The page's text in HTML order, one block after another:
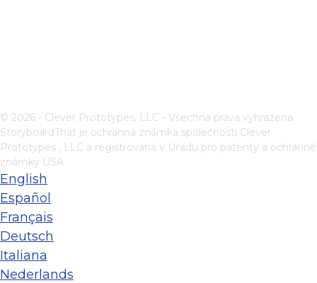
© 2026 - Clever Prototypes, LLC - Všechna práva vyhrazena.
StoryboardThat je ochranná známka společnosti Clever
Prototypes , LLC a registrovaná v Úřadu pro patenty a ochranné
známky USA
English
Español
Français
Deutsch
Italiana
Nederlands